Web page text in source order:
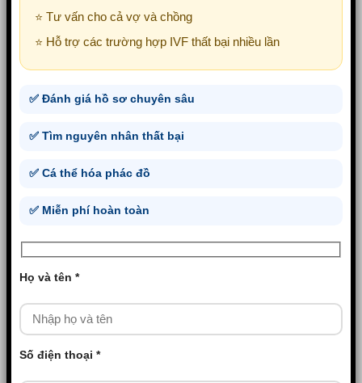
⭐ Tư vấn cho cả vợ và chồng
⭐ Hỗ trợ các trường hợp IVF thất bại nhiều lần
✅ Đánh giá hồ sơ chuyên sâu
✅ Tìm nguyên nhân thất bại
✅ Cá thể hóa phác đồ
✅ Miễn phí hoàn toàn
Họ và tên *
Số điện thoại *